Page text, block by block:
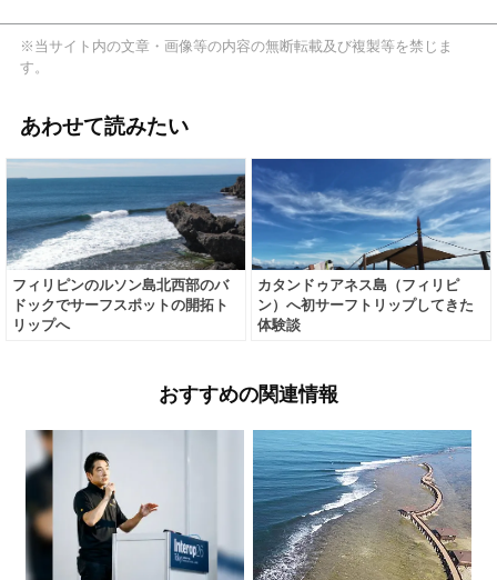
※当サイト内の文章・画像等の内容の無断転載及び複製等を禁じま
す。
あわせて読みたい
フィリピンのルソン島北西部のバ
ドックでサーフスポットの開拓ト
リップへ
カタンドゥアネス島（フィリピ
ン）へ初サーフトリップしてきた
体験談
おすすめの関連情報